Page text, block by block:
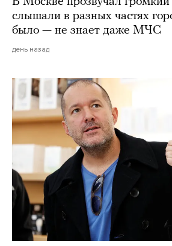
слышали в разных частях
было — не знает даже МЧС
день назад